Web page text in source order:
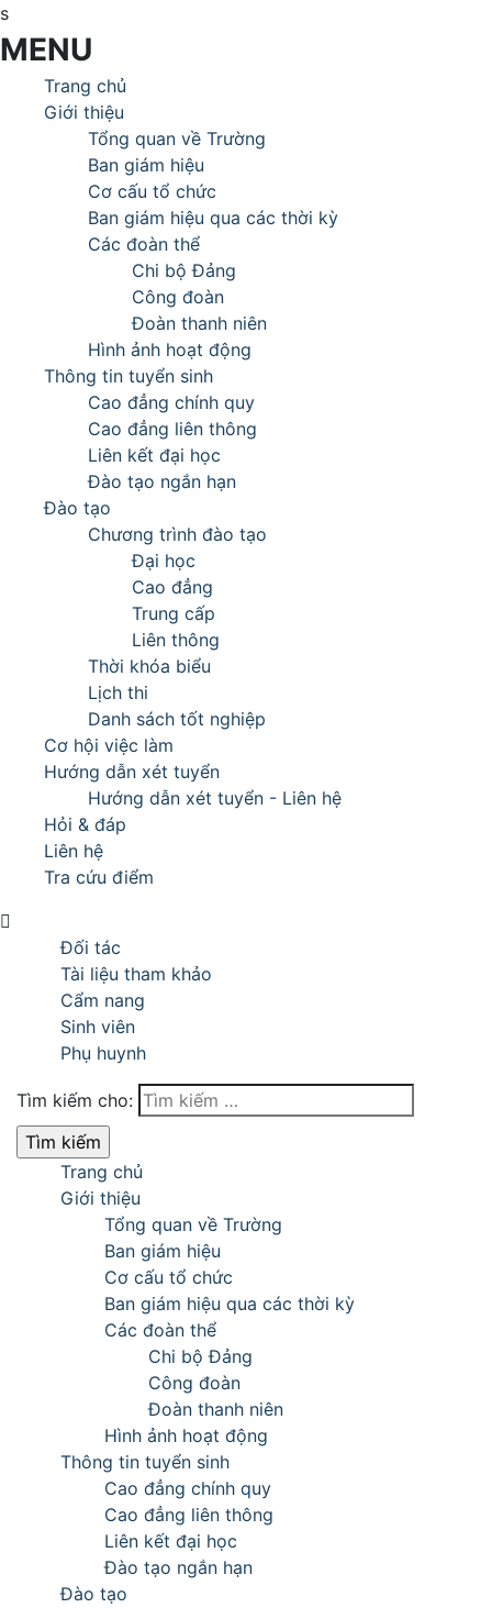
s
MENU
Trang chủ
Giới thiệu
Tổng quan về Trường
Ban giám hiệu
Cơ cấu tổ chức
Ban giám hiệu qua các thời kỳ
Các đoàn thể
Chi bộ Đảng
Công đoàn
Đoàn thanh niên
Hình ảnh hoạt động
Thông tin tuyển sinh
Cao đẳng chính quy
Cao đẳng liên thông
Liên kết đại học
Đào tạo ngắn hạn
Đào tạo
Chương trình đào tạo
Đại học
Cao đẳng
Trung cấp
Liên thông
Thời khóa biểu
Lịch thi
Danh sách tốt nghiệp
Cơ hội việc làm
Hướng dẫn xét tuyển
Hướng dẫn xét tuyển - Liên hệ
Hỏi & đáp
Liên hệ
Tra cứu điểm
Đối tác
Tài liệu tham khảo
Cẩm nang
Sinh viên
Phụ huynh
Tìm kiếm cho:
Trang chủ
Giới thiệu
Tổng quan về Trường
Ban giám hiệu
Cơ cấu tổ chức
Ban giám hiệu qua các thời kỳ
Các đoàn thể
Chi bộ Đảng
Công đoàn
Đoàn thanh niên
Hình ảnh hoạt động
Thông tin tuyển sinh
Cao đẳng chính quy
Cao đẳng liên thông
Liên kết đại học
Đào tạo ngắn hạn
Đào tạo